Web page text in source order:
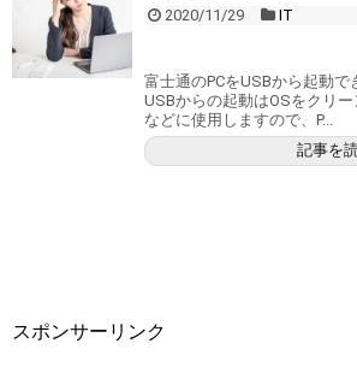
2020/11/29 IT
富士通のPCをUSBから起動で
USBからの起動はOSをクリ
などに使用しますので、P...
記事を
スポンサーリンク